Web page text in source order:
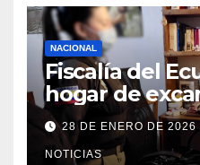
NACIONAL
Fiscalía del
hogar de
presidencial
Caja Chica
28 DE ENERO DE 2026
NOTICIAS